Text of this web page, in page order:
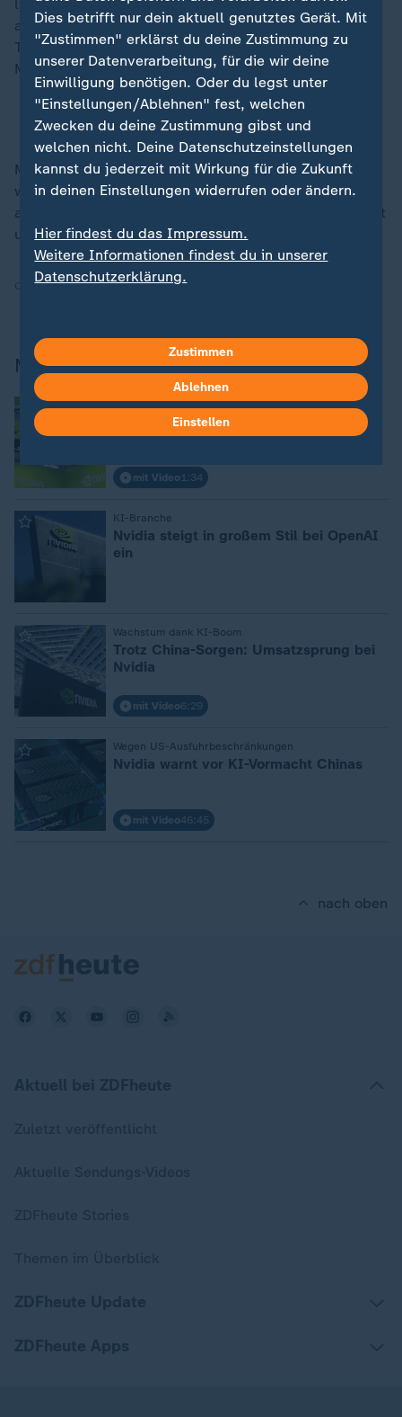
liefern. Huang redet auf die US-Regierung ein, dass
am Ende ein starker Konkurrent für amerikanische
Technik in China entstehen könnte, wenn der dortige
Markt für Nvidia verschlossen bleibt.
KI, Chips und Roboter: Was Nvidia plant
Mit dem Börsen-Rekord festigt Nvidia den Status als
wertvollstes Unternehmen mit weitem Abstand zu
anderen Tech-Konzernen. Der Software-Riese Microsoft
und Apple liegen aktuell bei rund vier Billionen Dollar.
Quelle:dpa
Mehr zu Nvidia
KI-Offensive aus Deutschland
:
Telekom und Nvidia planen
Rechenzentrum in München
mit Video 1:34
KI-Branche
Nvidia steigt in großem Stil bei OpenAI
ein
Wachstum dank KI-Boom
:
Trotz China-Sorgen: Umsatzsprung bei
Nvidia
mit Video6:29
Wegen US-Ausfuhrbeschränkungen
Nvidia warnt vor KI-Vormacht Chinas
mit Video46:45
nach oben
Dies betrifft nur dein aktuell genutztes Gerät. Mit
"Zustimmen" erklärst du deine Zustimmung zu
unserer Datenverarbeitung, für die wir deine
Einwilligung benötigen. Oder du legst unter
"Einstellungen/Ablehnen" fest, welchen
Zwecken du deine Zustimmung gibst und
welchen nicht. Deine Datenschutzeinstellungen
kannst du jederzeit mit Wirkung für die Zukunft
in deinen Einstellungen widerrufen oder ändern.
Hier findest du das Impressum.
Weitere Informationen findest du in unserer
Datenschutzerklärung.
Zustimmen
Ablehnen
Einstellen